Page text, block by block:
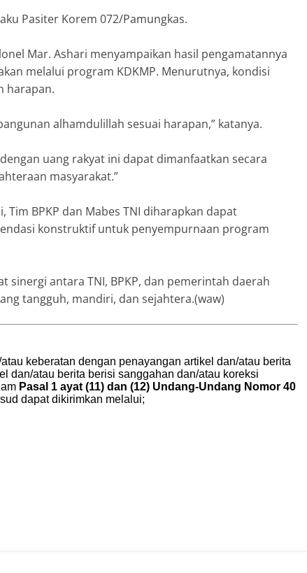
Pasiter Korem 072/Pamungkas.
Mar. Ashari menyampaikan hasil pengamatannya
melalui program KDKMP. Menurutnya, kondisi
harapan.
alhamdulillah sesuai harapan,” katanya.
uang rakyat ini dapat dimanfaatkan secara
masyarakat.”
Tim BPKP dan Mabes TNI diharapkan dapat
konstruktif untuk penyempurnaan program
sinergi antara TNI, BPKP, dan pemerintah daerah
tangguh, mandiri, dan sejahtera.(waw)